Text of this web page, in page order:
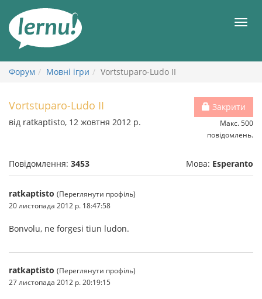
змісту
Форум Мовні ігри Vortstuparo-Ludo II
Закрити
Макс. 500
повідомлень.
Vortstuparo-Ludo II
від ratkaptisto, 12 жовтня 2012 р.
Повідомлення: 3453 Мова: Esperanto
ratkaptisto (Переглянути профіль)
20 листопада 2012 р. 18:47:58
Bonvolu, ne forgesi tiun ludon.
ratkaptisto (Переглянути профіль)
27 листопада 2012 р. 20:19:15